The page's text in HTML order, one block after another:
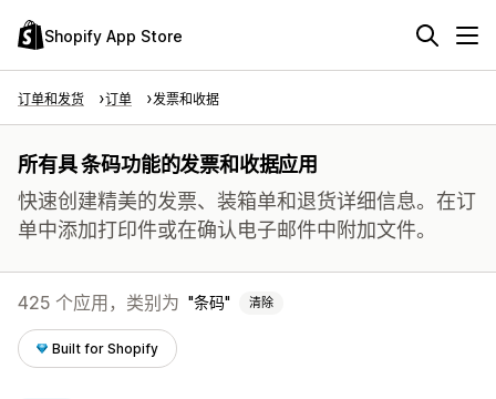
Shopify App Store
订单和发货 订单 发票和收据
所有具 条码功能的发票和收据应用
快速创建精美的发票、装箱单和退货详细信息。在订
单中添加打印件或在确认电子邮件中附加文件。
425 个应用，类别为 条码 清除
Built for Shopify